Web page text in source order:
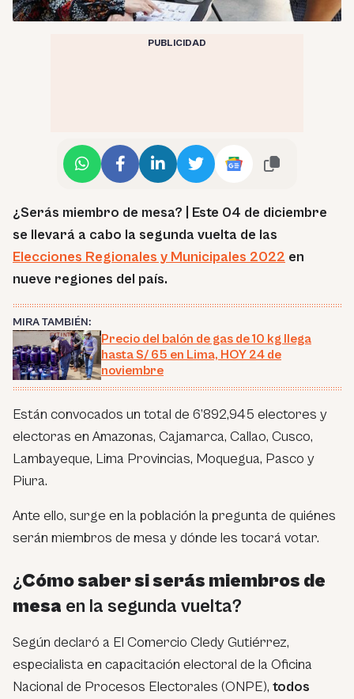
PUBLICIDAD
¿Serás miembro de mesa? | Este 04 de diciembre
se llevará a cabo la segunda vuelta de las
Elecciones Regionales y Municipales 2022 en
nueve regiones del país.
MIRA TAMBIÉN:
Precio del balón de gas de 10 kg llega
hasta S/ 65 en Lima, HOY 24 de
noviembre
Están convocados un total de 6’892,945 electores y
electoras en Amazonas, Cajamarca, Callao, Cusco,
Lambayeque, Lima Provincias, Moquegua, Pasco y
Piura.
Ante ello, surge en la población la pregunta de quiénes
serán miembros de mesa y dónde les tocará votar.
¿Cómo saber si serás miembros de
mesa en la segunda vuelta?
Según declaró a El Comercio Cledy Gutiérrez,
especialista en capacitación electoral de la Oficina
Nacional de Procesos Electorales (ONPE), todos